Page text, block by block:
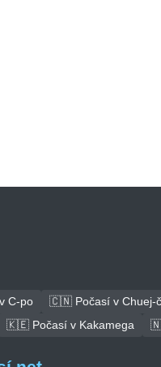
C-po 🇨🇳 Počasí v Chuej-
🇰🇪 Počasí v Kakamega